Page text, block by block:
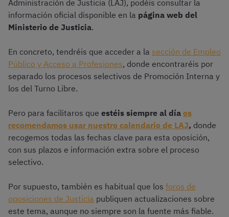
Administración de Justicia (LAJ), podéis consultar la
información oficial disponible en la página web del
Ministerio de Justicia.
En concreto, tendréis que acceder a la sección de Empleo
Público y Acceso a Profesiones, donde encontraréis por
separado los procesos selectivos de Promoción Interna y
los del Turno Libre.
Pero para facilitaros que estéis siempre al día os
recomendamos usar nuestro calendario de LAJ, donde
recogemos todas las fechas clave para esta oposición,
con sus plazos e información extra sobre el proceso
selectivo.
Por supuesto, también es habitual que los foros de
oposiciones de Justicia publiquen actualizaciones sobre
este tema, aunque no siempre son la fuente más fiable.